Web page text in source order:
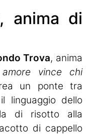
anima di
Trova, anima
amore vince chi
un ponte tra
linguaggio dello
di risotto alla
di cappello